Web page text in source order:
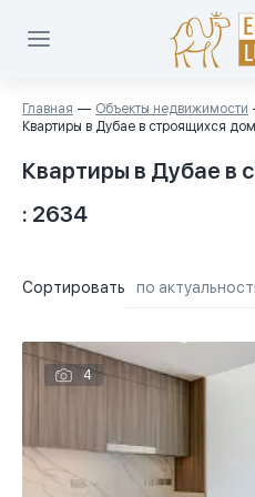
Главная
Объекты недвижимости
Квартиры в Дубае в строящихся
Квартиры в Дубае в
: 2634
Сортировать по
сначала
площадь
4